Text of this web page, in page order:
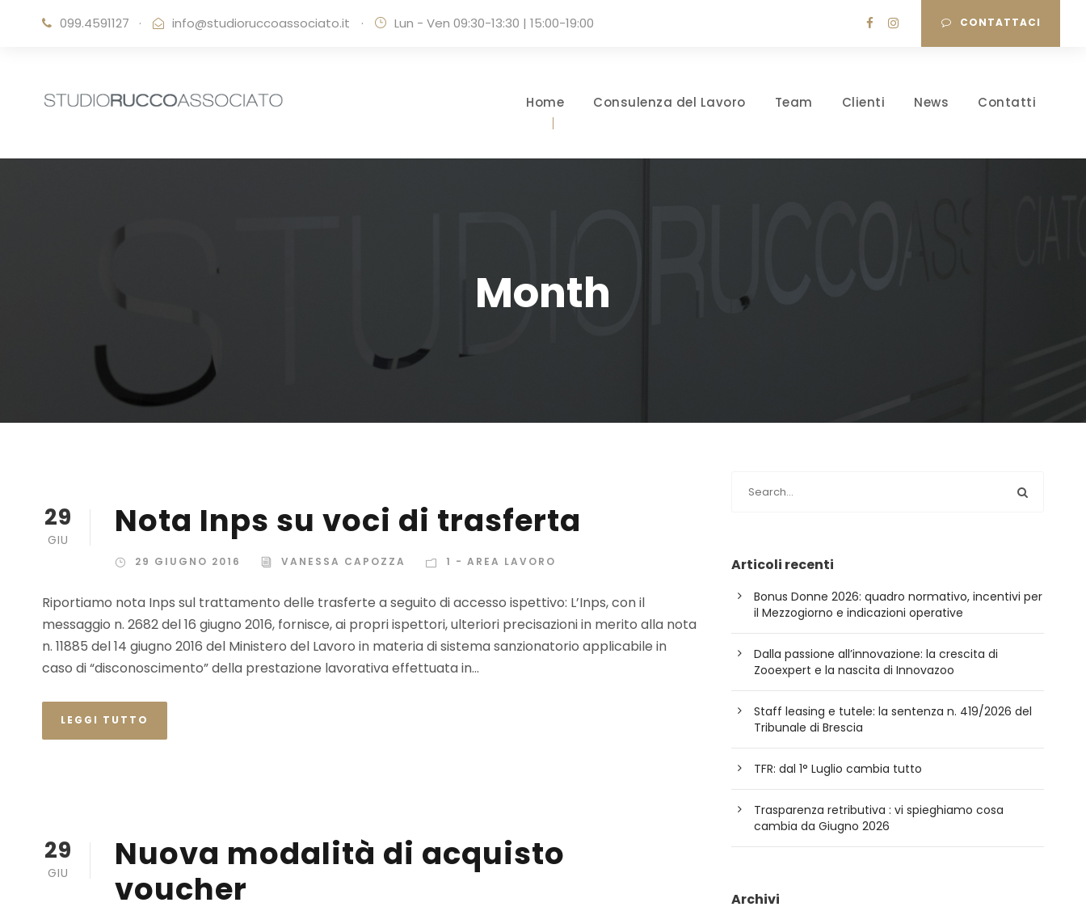
099.4591127 · info@studioruccoassociato.it · Lun - Ven 09:30-13:30 | 15:00-19:00 CONTATTACI
Home Consulenza del Lavoro Team Clienti News Contatti
Month
29
GIU Nota Inps su voci di trasferta
29 GIUGNO 2016 VANESSA CAPOZZA 1 - AREA LAVORO
Riportiamo nota Inps sul trattamento delle trasferte a seguito di accesso ispettivo: L’Inps, con il
messaggio n. 2682 del 16 giugno 2016, fornisce, ai propri ispettori, ulteriori precisazioni in merito alla nota
n. 11885 del 14 giugno 2016 del Ministero del Lavoro in materia di sistema sanzionatorio applicabile in
caso di “disconoscimento” della prestazione lavorativa effettuata in...
LEGGI TUTTO
29
GIU
Nuova modalità di acquisto
voucher
Articoli recenti
Bonus Donne 2026: quadro normativo, incentivi per
il Mezzogiorno e indicazioni operative
Dalla passione all’innovazione: la crescita di
Zooexpert e la nascita di Innovazoo
Staff leasing e tutele: la sentenza n. 419/2026 del
Tribunale di Brescia
TFR: dal 1° Luglio cambia tutto
Trasparenza retributiva : vi spieghiamo cosa
cambia da Giugno 2026
Archivi